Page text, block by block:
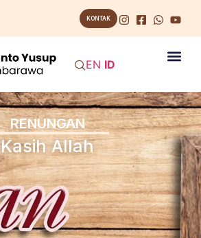
KONTAK
EN ID
RENUNGAN
Kasih Allah